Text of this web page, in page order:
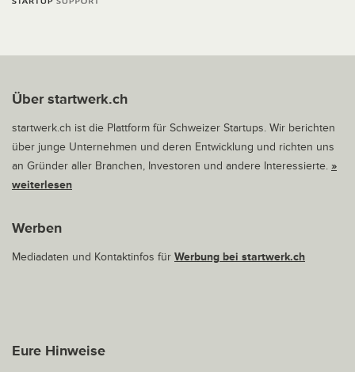
Über startwerk.ch
startwerk.ch ist die Plattform für Schweizer Startups. Wir berichten
über junge Unternehmen und deren Entwicklung und richten uns
an Gründer aller Branchen, Investoren und andere Interessierte. »
weiterlesen
Werben
Mediadaten und Kontaktinfos für Werbung bei startwerk.ch
Eure Hinweise